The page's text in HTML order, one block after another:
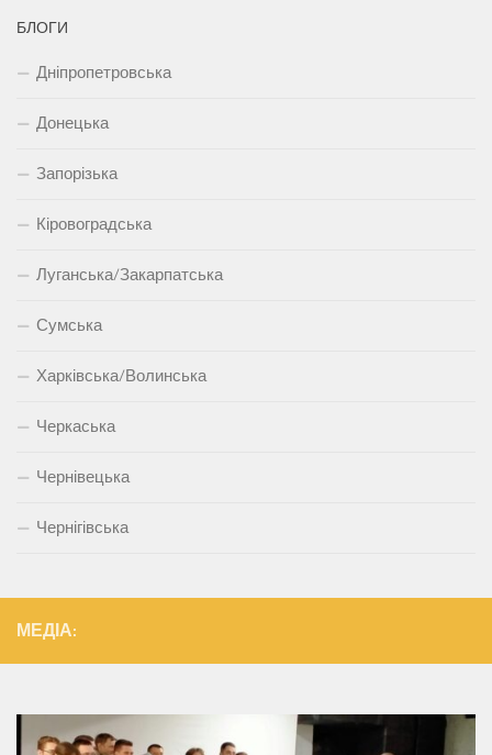
БЛОГИ
Дніпропетровська
Донецька
Запорізька
Кіровоградська
Луганська/Закарпатська
Сумська
Харківська/Волинська
Черкаська
Чернівецька
Чернігівська
МЕДІА: